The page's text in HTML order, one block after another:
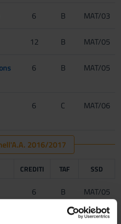
6 B MAT/03
12 B MAT/05
6 B MAT/05
6 C MAT/06
2016/2017
CREDITI TAF SSD
6 B MAT/05
-